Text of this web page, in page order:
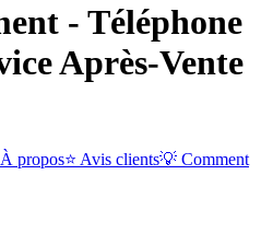
- Téléphone
Après-Vente
À propos⭐ Avis clients💡 Comment